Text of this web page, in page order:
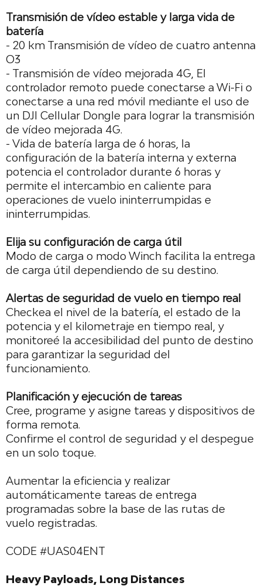
Transmisión de vídeo estable y larga vida de
batería
- 20 km Transmisión de vídeo de cuatro antenna
O3
- Transmisión de vídeo mejorada 4G, El
controlador remoto puede conectarse a Wi-Fi o
conectarse a una red móvil mediante el uso de
un DJI Cellular Dongle para lograr la transmisión
de vídeo mejorada 4G.
- Vida de batería larga de 6 horas, la
configuración de la batería interna y externa
potencia el controlador durante 6 horas y
permite el intercambio en caliente para
operaciones de vuelo ininterrumpidas e
ininterrumpidas.
Elija su configuración de carga útil
Modo de carga o modo Winch facilita la entrega
de carga útil dependiendo de su destino.
Alertas de seguridad de vuelo en tiempo real
Checkea el nivel de la batería, el estado de la
potencia y el kilometraje en tiempo real, y
monitoreé la accesibilidad del punto de destino
para garantizar la seguridad del
funcionamiento.
Planificación y ejecución de tareas
Cree, programe y asigne tareas y dispositivos de
forma remota.
Confirme el control de seguridad y el despegue
en un solo toque.
Aumentar la eficiencia y realizar
automáticamente tareas de entrega
programadas sobre la base de las rutas de
vuelo registradas.
CODE #UAS04ENT
Heavy Payloads, Long Distances